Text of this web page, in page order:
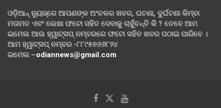
ଓଡ଼ିଆନ୍ ନ୍ୟୁଜ୍‌ରେ ଆପଣଙ୍କ ଅଂଚଳର ଖବର, ଘଟଣା, ଦୁର୍ଘଟଣା କିମ୍ବା
ମତାମତ ଏବଂ ଲେଖା ଫଟୋ ସହିତ ଦେବାକୁ ଚାହୁଁଚନ୍ତି କି ? ତେବେ ଆମ
ଇମେଲ ଆଉ ହ୍ୱାଟ୍‌ସପ୍ ନମ୍ବରରେ ଫଟୋ ସହିତ ଖବର ପଠାଇ ପାରିବେ ।
ଆମ ହ୍ୱାଟ୍‌ସପ୍ ନମ୍ବର -୮୮୯୫୭୬୬୮୨୪
ଇମେଲ –odiannews@gmail.com